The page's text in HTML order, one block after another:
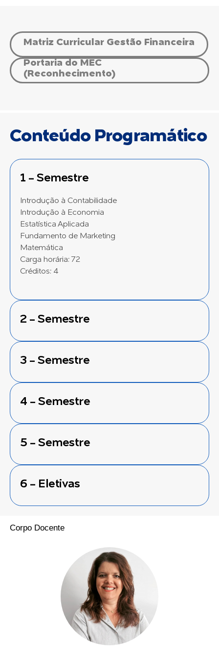
Matriz Curricular Gestão Financeira
Portaria do MEC
(Reconhecimento)
Conteúdo Programático
1 - Semestre
Introdução à Contabilidade
Introdução à Economia
Estatística Aplicada
Fundamento de Marketing
Matemática
Carga horária: 72
Créditos: 4
2 - Semestre
3 - Semestre
4 - Semestre
5 - Semestre
6 - Eletivas
Corpo Docente